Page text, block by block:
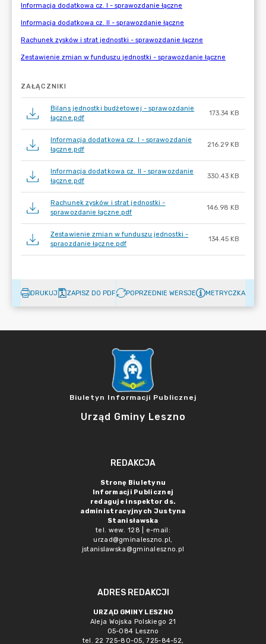
ZAŁĄCZNIKI
Bilans jednostki budżetowej - sprawozdanie
łączne.pdf
173.34 KB
Informacja dodatkowa cz. I - sprawozdanie
łączne.pdf
216.29 KB
Informacja dodatkowa cz. II - sprawozdanie
łączne.pdf
330.43 KB
Rachunek zysków i strat jednostki -
sprawozdanie łączne.pdf
146.98 KB
Zestawienie zmian w funduszu jednostki -
spraozdanie łączne.pdf
134.45 KB
DRUKUJ ZAPISZ DO PDF POPRZEDNIE WERSJE METRYCZKA
Biuletyn Informacji Publicznej
Urząd Gminy Leszno
REDAKCJA
Stronę Biuletynu
Informacji Publicznej
redaguje inspektor ds.
administracyjnych Justyna
Stanisławska
tel. wew. 128 | e-mail:
urzad@gminaleszno.pl,
jstanislawska@gminaleszno.pl
ADRES REDAKCJI
URZĄD GMINY LESZNO
Aleja Wojska Polskiego 21
05-084 Leszno
tel. 22 725-80-05, 725-84-52,